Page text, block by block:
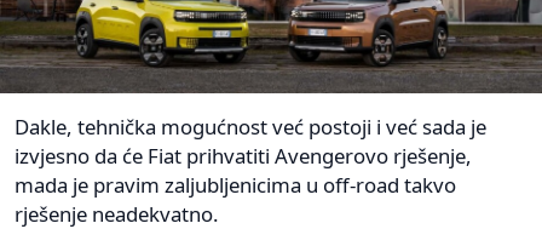
Dakle, tehnička mogućnost već postoji i već sada je
izvjesno da će Fiat prihvatiti Avengerovo rješenje,
mada je pravim zaljubljenicima u off-road takvo
rješenje neadekvatno.